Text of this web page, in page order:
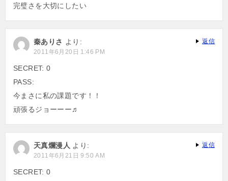
完璧さを大切にしたい
秦ありさ より:
2011年6月20日 1:46 PM
SECRET: 0
PASS:
今まさに私の課題です！！
頑張るジョーーー♬
返信
天真爛漫人 より:
2011年6月21日 9:50 AM
SECRET: 0
返信